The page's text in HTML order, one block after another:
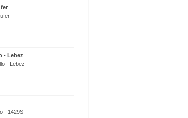
- Lebez
- Lebez
- 1429S